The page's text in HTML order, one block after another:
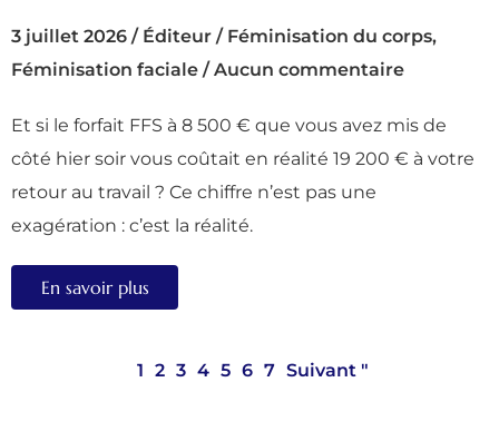
3 juillet 2026 / Éditeur / Féminisation du corps,
Féminisation faciale / Aucun commentaire
Et si le forfait FFS à 8 500 € que vous avez mis de
côté hier soir vous coûtait en réalité 19 200 € à votre
retour au travail ? Ce chiffre n’est pas une
exagération : c’est la réalité.
En savoir plus
1 2 3 4 5 6 7 Suivant "